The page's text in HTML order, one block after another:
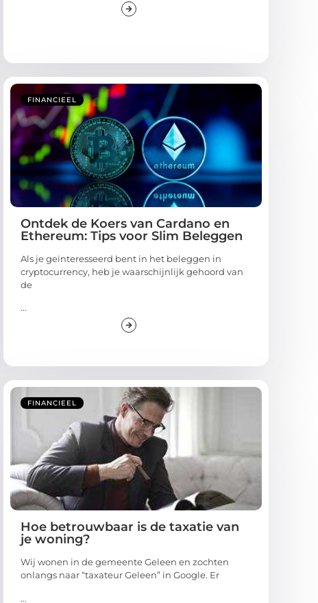
FINANCIEEL
Ontdek de Koers van Cardano en
Ethereum: Tips voor Slim Beleggen
Als je geïnteresseerd bent in het beleggen in
cryptocurrency, heb je waarschijnlijk gehoord van
de
...
FINANCIEEL
Hoe betrouwbaar is de taxatie van
je woning?
Wij wonen in de gemeente Geleen en zochten
onlangs naar “taxateur Geleen” in Google. Er
...